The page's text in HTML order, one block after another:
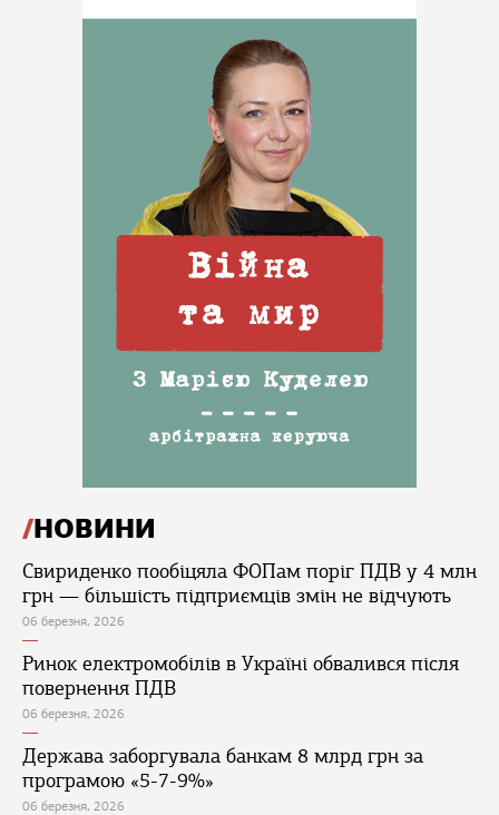
НОВИНИ
Свириденко пообіцяла ФОПам поріг ПДВ у 4 млн
грн — більшість підприємців змін не відчують
06 березня, 2026
Ринок електромобілів в Україні обвалився після
повернення ПДВ
06 березня, 2026
Держава заборгувала банкам 8 млрд грн за
програмою «5-7-9%»
06 березня, 2026